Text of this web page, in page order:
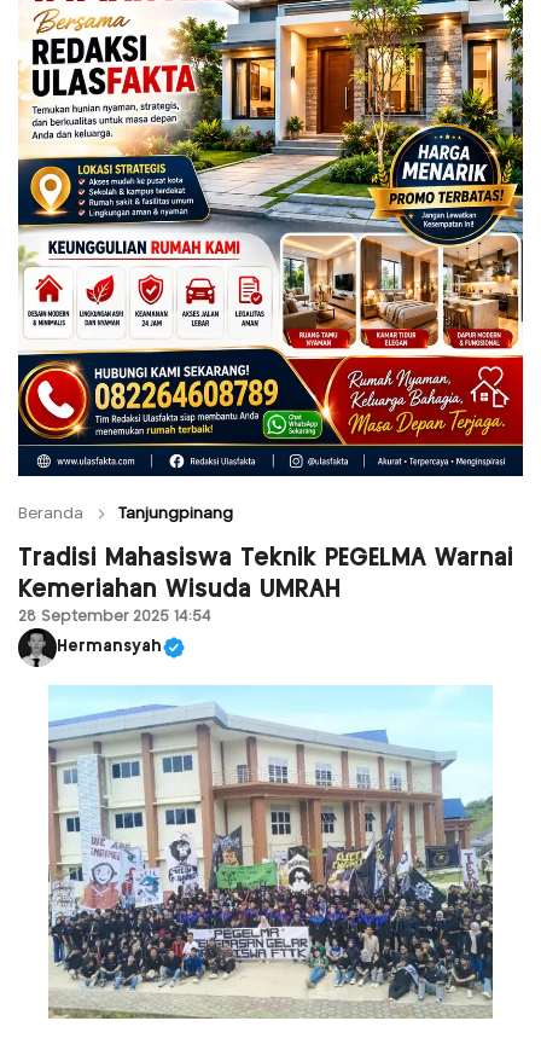
Beranda Tanjungpinang
Tradisi Mahasiswa Teknik PEGELMA Warnai
Kemeriahan Wisuda UMRAH
28 September 2025 14:54
Hermansyah